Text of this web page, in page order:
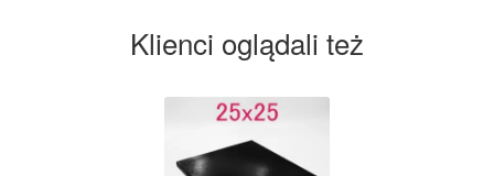
Klienci oglądali też